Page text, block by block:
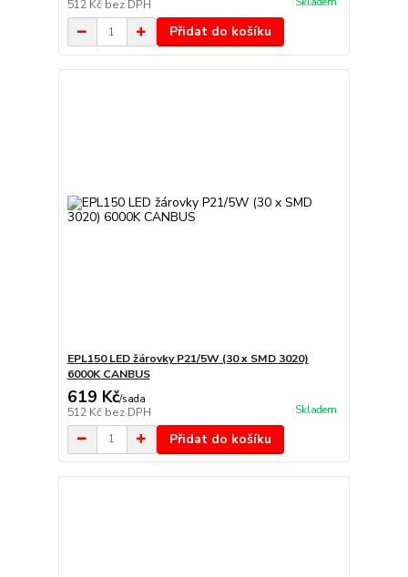
512 Kč bez DPH
Přidat do košíku
EPL150 LED žárovky P21/5W (30 x SMD 3020)
6000K CANBUS
619 Kč/sada
512 Kč bez DPH Skladem
Přidat do košíku